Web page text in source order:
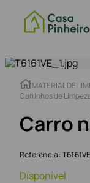
MATERIAL DE
Carrinhos de
Carro
Referência: T6161VE
Disponível